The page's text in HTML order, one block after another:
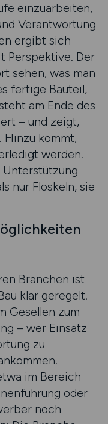
einzuarbeiten,
Verantwortung
ergibt sich
Perspektive. Der
sehen, was man
fertige Bauteil,
am Ende des
– und zeigt,
Hinzu kommt,
werden.
Unterstützung
nur Floskeln, sie
Branchen ist
klar geregelt.
Gesellen zum
– wer Einsatz
zu
im Bereich
oder
noch